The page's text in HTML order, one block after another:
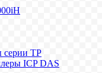
серии TP
ICP DAS